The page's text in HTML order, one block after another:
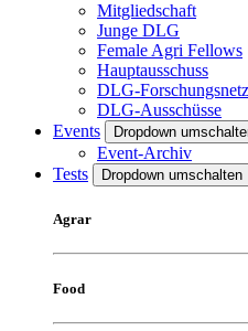
Mitgliedschaft
Junge DLG
Female Agri Fellows
Hauptausschuss
DLG-
DLG-Ausschüsse
Events
Dropdown
Event-Archiv
Tests
Dropdown umschalten
Agrar
Food